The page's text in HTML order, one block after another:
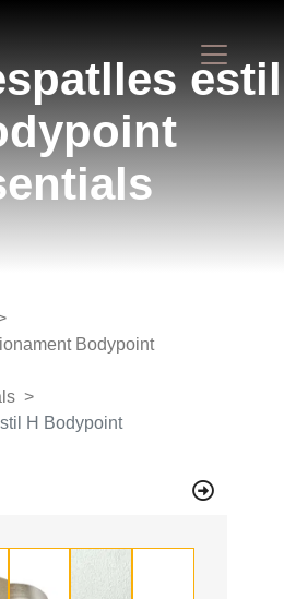
estil
Bodypoint
H Bodypoint